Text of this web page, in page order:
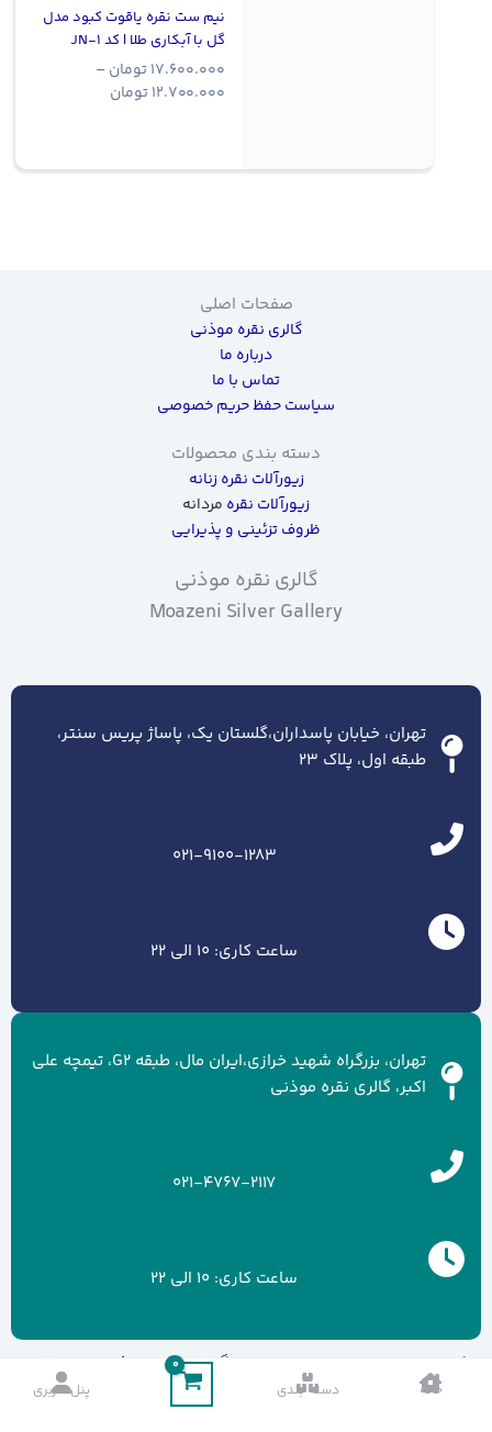
نیم ست نقره یاقوت کبود مدل
گل با آبکاری طلا | کد JN-1
17.600.000 تومان –
12.700.000 تومان
17.600.000 تومان
صفحات اصلی
گالری نقره موذنی
درباره ما
تماس با ما
سیاست حفظ حریم خصوصی
دسته بندی محصولات
زیورآلات نقره زنانه
زیورآلات نقره مردانه
ظروف تزئینی و پذیرایی
گالری نقره موذنی
Moazeni Silver Gallery
تهران، خیابان پاسداران،گلستان یک، پاساژ پریس سنتر،
طبقه اول، پلاک ۲۳
021-9100-1283
ساعت کاری: 10 الی 22
تهران، بزرگراه شهید خرازی،ایران مال، طبقه G2، تیمچه علی
اکبر، گالری نقره موذنی
021-4767-2117
ساعت کاری: 10 الی 22
کلیه حقوق سایت متعلق به برند گالری نقره موذنی می باشد.
خانه دسته بندی پنل کاربری